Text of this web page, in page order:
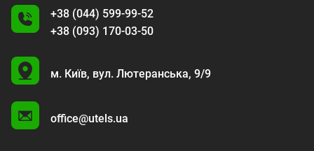
+38 (044) 599-99-52
+38 (093) 170-03-50
U
м. Київ, вул. Лютеранська, 9/9
office@utels.ua